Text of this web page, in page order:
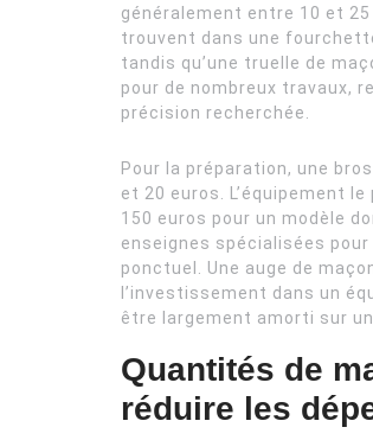
généralement entre 10 et
trouvent dans une
tandis qu’une truelle de
pour de nombreux travaux,
précision recherchée.
Pour la préparation, une
et 20 euros. L’équipement
150 euros pour un modèle
enseignes spécialisées
ponctuel. Une auge de
l’investissement dans un
être largement amorti sur
Quantités de
réduire les